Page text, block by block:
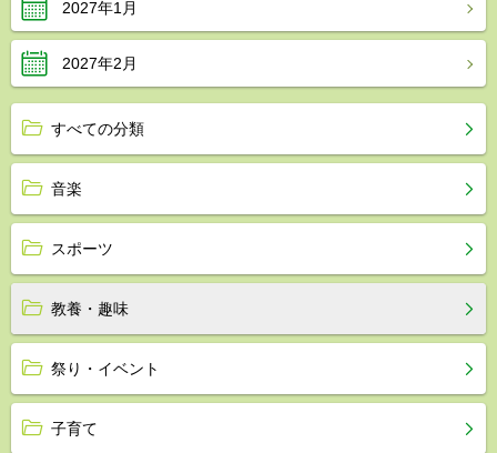
2027年1月
2027年2月
すべての分類
音楽
スポーツ
教養・趣味
祭り・イベント
子育て